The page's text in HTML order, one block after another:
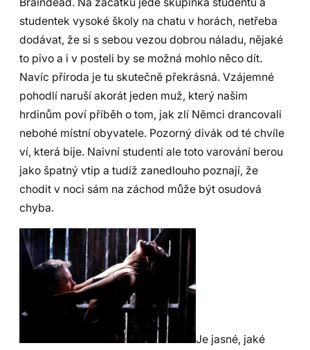
studentek vysoké školy na chatu v horách, netřeba
dodávat, že si s sebou vezou dobrou náladu, nějaké
to pivo a i v posteli by se možná mohlo něco dít.
Navíc příroda je tu skutečně překrásná. Vzájemné
pohodlí naruší akorát jeden muž, který našim
hrdinům poví příběh o tom, jak zlí Němci drancovali
nebohé místní obyvatele. Pozorný divák od té chvíle
ví, která bije. Naivní studenti ale toto varování berou
jako špatný vtip a tudíž zanedlouho poznají, že
chodit v noci sám na záchod může být osudová
chyba.
Je jasné, jaké